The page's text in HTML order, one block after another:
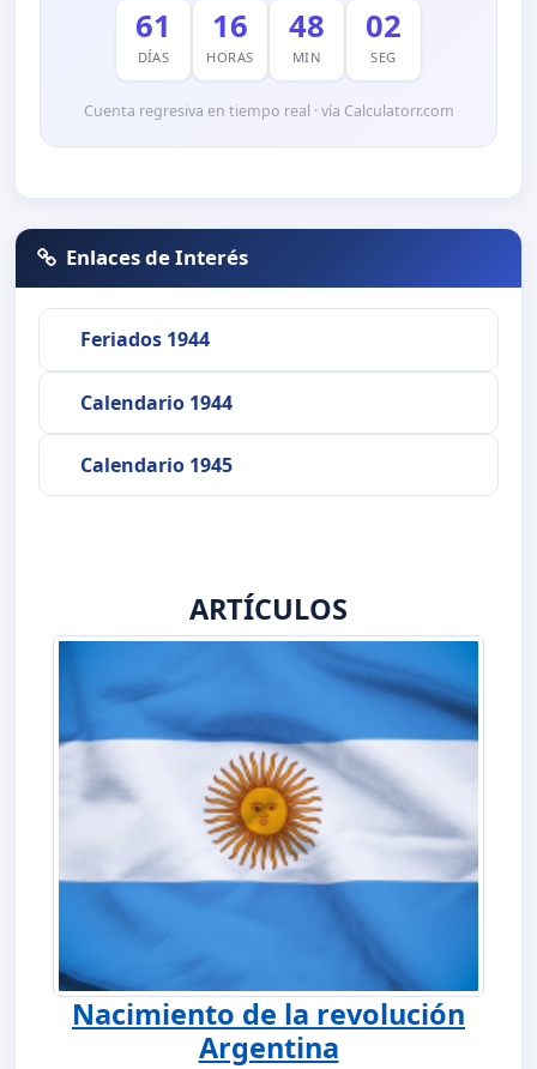
61
DÍAS
16
HORAS
48
MIN
01
SEG
Cuenta regresiva en tiempo real · vía Calculatorr.com
Enlaces de Interés
Feriados 1944
Calendario 1944
Calendario 1945
ARTÍCULOS
Nacimiento de la revolución
Argentina